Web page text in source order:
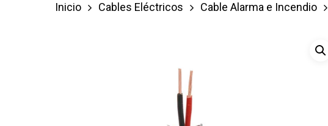
Inicio Cables Eléctricos Cable Alarma e Incendio